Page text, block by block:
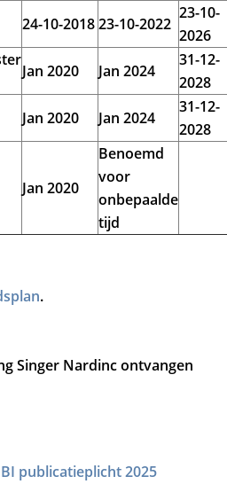
24-10-201823-10-2022
23-10-
2026
Jan 2020 Jan 2024
31-12-
2028
Jan 2020 Jan 2024
31-12-
2028
Jan 2020
Benoemd
voor
onbepaalde
tijd
.
Singer Nardinc ontvangen
publicatieplicht 2025